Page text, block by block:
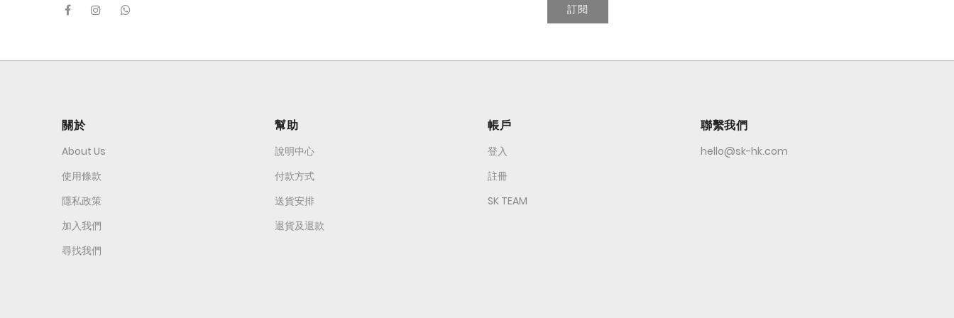
訂閱
關於
About Us
使用條款
隱私政策
加入我們
尋找我們
幫助
說明中心
付款方式
送貨安排
退貨及退款
帳戶
登入
註冊
SK TEAM
聯繫我們
hello@sk-hk.com